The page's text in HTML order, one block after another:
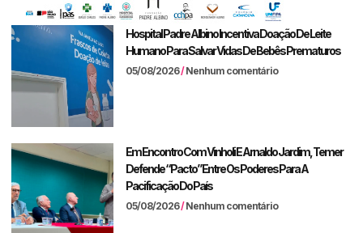
Hospital Padre Albino Incentiva Doação De Leite
Humano Para Salvar Vidas De Bebês Prematuros
05/08/2026 Nenhum comentário
Em Encontro Com Vinholi E Arnaldo Jardim, Temer
Defende “pacto” Entre Os Poderes Para A
Pacificação Do País
05/08/2026 Nenhum comentário